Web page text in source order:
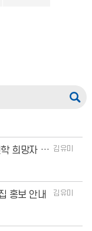
2026학년도 2학기 AI·로봇 분야 대학원 진학 희망자 모집 안내(ICT로봇공학전공)
김유미
홍보 안내
김유미